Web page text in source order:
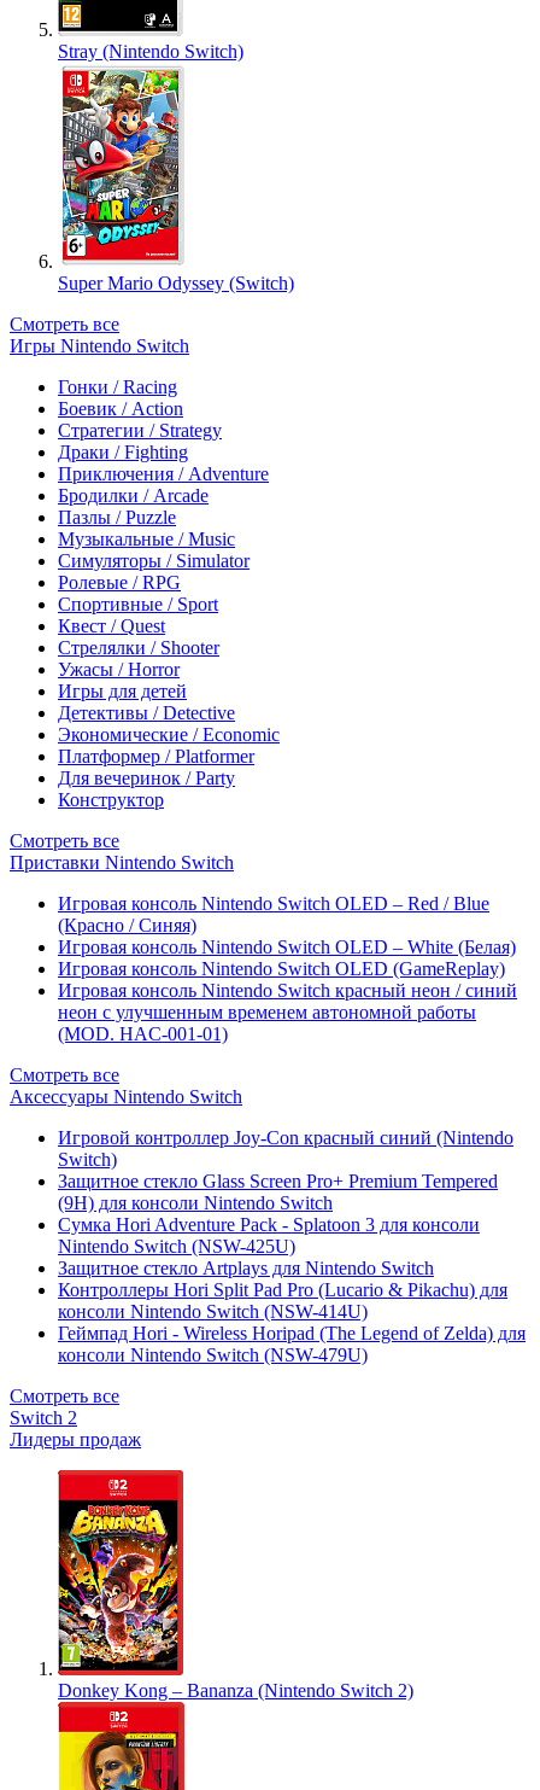
Stray (Nintendo Switch)
Super Mario Odyssey (Switch)
Смотреть все
Игры Nintendo Switch
Гонки / Racing
Боевик / Action
Стратегии / Strategy
Драки / Fighting
Приключения / Adventure
Бродилки / Arcade
Пазлы / Puzzle
Музыкальные / Music
Симуляторы / Simulator
Ролевые / RPG
Спортивные / Sport
Квест / Quest
Стрелялки / Shooter
Ужасы / Horror
Игры для детей
Детективы / Detective
Экономические / Economic
Платформер / Platformer
Для вечеринок / Party
Конструктор
Смотреть все
Приставки Nintendo Switch
Игровая консоль Nintendo Switch OLED – Red / Blue
(Красно / Синяя)
Игровая консоль Nintendo Switch OLED – White (Белая)
Игровая консоль Nintendo Switch OLED (GameReplay)
Игровая консоль Nintendo Switch красный неон / синий
неон с улучшенным временем автономной работы
(MOD. HAC-001-01)
Смотреть все
Аксессуары Nintendo Switch
Игровой контроллер Joy-Con красный синий (Nintendo
Switch)
Защитное стекло Glass Screen Pro+ Premium Tempered
(9H) для консоли Nintendo Switch
Сумка Hori Adventure Pack - Splatoon 3 для консоли
Nintendo Switch (NSW-425U)
Защитное стекло Artplays для Nintendo Switch
Контроллеры Hori Split Pad Pro (Lucario & Pikachu) для
консоли Nintendo Switch (NSW-414U)
Геймпад Hori - Wireless Horipad (The Legend of Zelda) для
консоли Nintendo Switch (NSW-479U)
Смотреть все
Switch 2
Лидеры продаж
Donkey Kong – Bananza (Nintendo Switch 2)